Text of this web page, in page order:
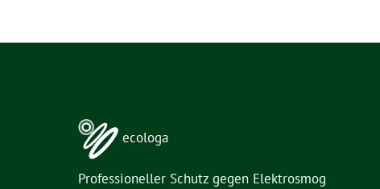
ecologa
Professioneller Schutz gegen Elektrosmog